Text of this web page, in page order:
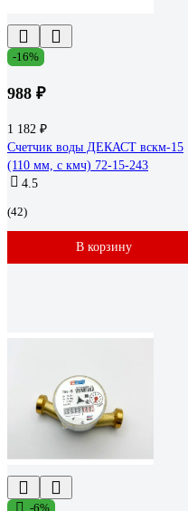
-16%
988 ₽
1 182 ₽
Счетчик воды ДЕКАСТ вскм-15
(110 мм, с кмч) 72-15-243
4.5
(42)
В корзину
-6%